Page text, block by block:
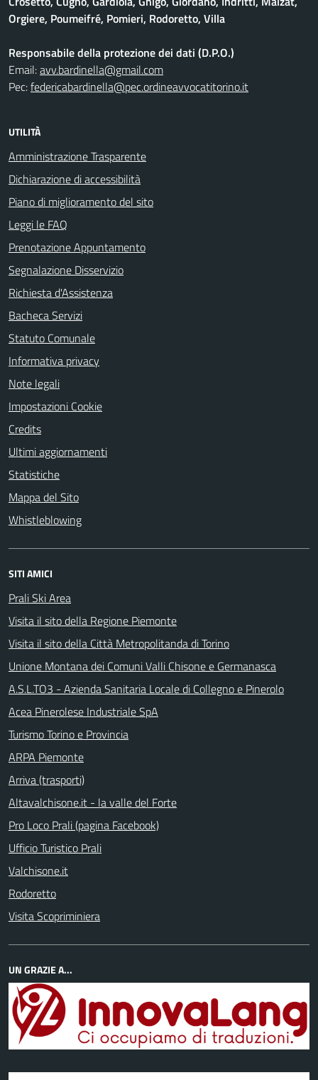
Orgiere, Poumeifré, Pomieri, Rodoretto, Villa
Responsabile della protezione dei dati (D.P.O.)
Email:avv.bardinella@gmail.com
Pec:federicabardinella@pec.ordineavvocatitorino.it
UTILITÀ
Amministrazione Trasparente
Dichiarazione di accessibilità
Piano di miglioramento del sito
Leggi le FAQ
Prenotazione Appuntamento
Segnalazione Disservizio
Richiesta d'Assistenza
Bacheca Servizi
Statuto Comunale
Informativa privacy
Note legali
Impostazioni Cookie
Credits
Ultimi aggiornamenti
Statistiche
Mappa del Sito
Whistleblowing
SITI AMICI
Prali Ski Area
Visita il sito della Regione Piemonte
Visita il sito della Città Metropolitanda di Torino
Unione Montana dei Comuni Valli Chisone e Germanasca
A.S.L.TO3 - Azienda Sanitaria Locale di Collegno e Pinerolo
Acea Pinerolese Industriale SpA
Turismo Torino e Provincia
ARPA Piemonte
Arriva (trasporti)
Altavalchisone.it - la valle del Forte
Pro Loco Prali (pagina Facebook)
Ufficio Turistico Prali
Valchisone.it
Rodoretto
Visita Scopriminiera
UN GRAZIE A...